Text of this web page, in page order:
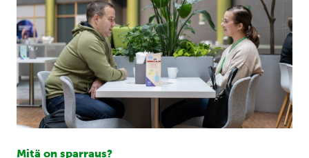
Mitä on sparraus?